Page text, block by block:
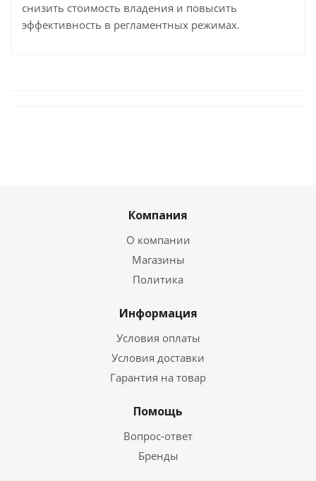
снизить стоимость владения и повысить
эффективность в регламентных режимах.
Компания
О компании
Магазины
Политика
Информация
Условия оплаты
Условия доставки
Гарантия на товар
Помощь
Вопрос-ответ
Бренды